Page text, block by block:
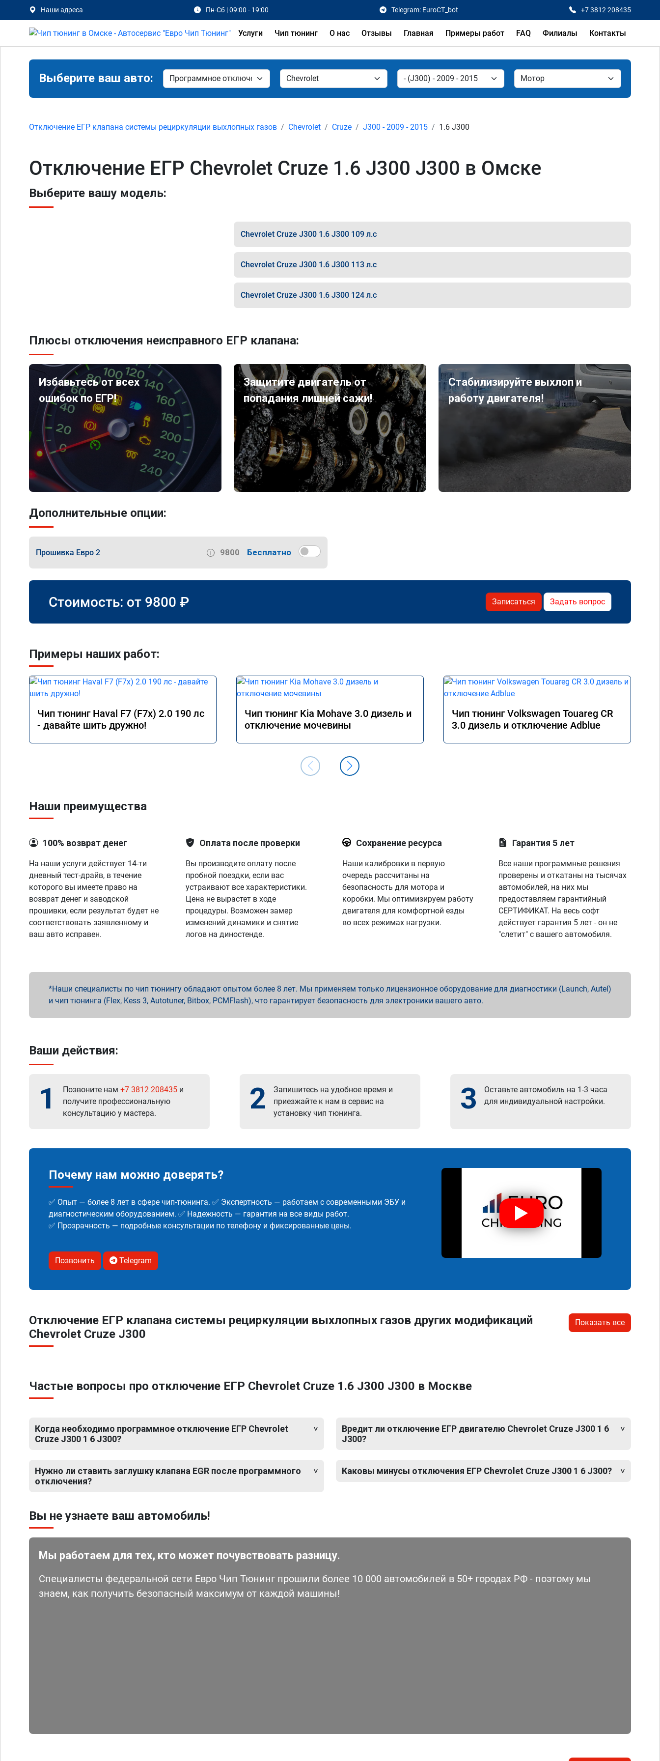
Наши адреса Пн-Сб | 09:00 - 19:00 Telegram: EuroCT_bot +7 3812 208435
Услуги Чип тюнинг О нас Отзывы Главная Примеры работ FAQ Филиалы Контакты
Выберите ваш авто:
Отключение ЕГР клапана системы рециркуляции выхлопных газов Chevrolet Cruze J300 - 2009 - 2015 1.6 J300
Отключение ЕГР Chevrolet Cruze 1.6 J300 J300 в Омске
Выберите вашу модель:
Chevrolet Cruze J300 1.6 J300 109 л.с
Chevrolet Cruze J300 1.6 J300 113 л.с
Chevrolet Cruze J300 1.6 J300 124 л.с
Плюсы отключения неисправного ЕГР клапана:
Избавьтесь от всех
ошибок по ЕГР!
Защитите двигатель от
попадания лишней сажи!
Стабилизируйте выхлоп и
работу двигателя!
Дополнительные опции:
Прошивка Евро 2 9800 Бесплатно
Стоимость: от 9800 ₽ Записаться Задать вопрос
Примеры наших работ:
Чип тюнинг Haval F7 (F7x) 2.0 190 лс
- давайте шить дружно!
Чип тюнинг Kia Mohave 3.0 дизель и
отключение мочевины
Чип тюнинг Volkswagen Touareg CR
3.0 дизель и отключение Adblue
Наши преимущества
100% возврат денег
На наши услуги действует 14-ти
дневный тест-драйв, в течение
которого вы имеете право на
возврат денег и заводской
прошивки, если результат будет не
соответствовать заявленному и
ваш авто исправен.
Оплата после проверки
Вы производите оплату после
пробной поездки, если вас
устраивают все характеристики.
Цена не вырастет в ходе
процедуры. Возможен замер
изменений динамики и снятие
логов на диностенде.
Сохранение ресурса
Наши калибровки в первую
очередь рассчитаны на
безопасность для мотора и
коробки. Мы оптимизируем работу
двигателя для комфортной езды
во всех режимах нагрузки.
Гарантия 5 лет
Все наши программные решения
проверены и откатаны на тысячах
автомобилей, на них мы
предоставляем гарантийный
СЕРТИФИКАТ. На весь софт
действует гарантия 5 лет - он не
"слетит" с вашего автомобиля.
Наши специалисты по чип тюнингу обладают опытом более 8 лет. Мы применяем только лицензионное оборудование для диагностики (Launch, Autel)
и чип тюнинга (Flex, Kess 3, Autotuner, Bitbox, PCMFlash), что гарантирует безопасность для электроники вашего авто.
Ваши действия:
1 Позвоните нам +7 3812 208435 и
получите профессиональную
консультацию у мастера.
2
Запишитесь на удобное время и
приезжайте к нам в сервис на
установку чип тюнинга.
3
Оставьте автомобиль на 1-3 часа
для индивидуальной настройки.
Почему нам можно доверять?
✅ Опыт — более 8 лет в сфере чип-тюнинга. ✅ Экспертность — работаем с современными ЭБУ и
диагностическим оборудованием. ✅ Надежность — гарантия на все виды работ.
✅ Прозрачность — подробные консультации по телефону и фиксированные цены.
Позвонить Telegram
Отключение ЕГР клапана системы рециркуляции выхлопных газов других модификаций
Chevrolet Cruze J300
Показать все
Частые вопросы про отключение ЕГР Chevrolet Cruze 1.6 J300 J300 в Москве
Когда необходимо программное отключение ЕГР Chevrolet
Cruze J300 1 6 J300?
Нужно ли ставить заглушку клапана EGR после программного
отключения?
Вредит ли отключение ЕГР двигателю Chevrolet Cruze J300 1 6
J300?
Каковы минусы отключения ЕГР Chevrolet Cruze J300 1 6 J300?
Вы не узнаете ваш автомобиль!
Мы работаем для тех, кто может почувствовать разницу.
Специалисты федеральной сети Евро Чип Тюнинг прошили более 10 000 автомобилей в 50+ городах РФ - поэтому мы
знаем, как получить безопасный максимум от каждой машины!